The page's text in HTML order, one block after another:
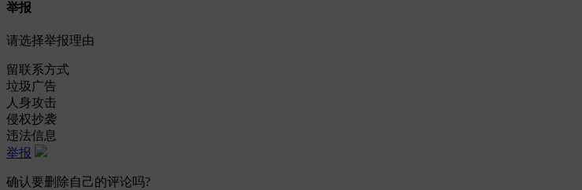
举报
请选择举报理由
留联系方式
垃圾广告
人身攻击
侵权抄袭
违法信息
举报
确认要删除自己的评论吗?